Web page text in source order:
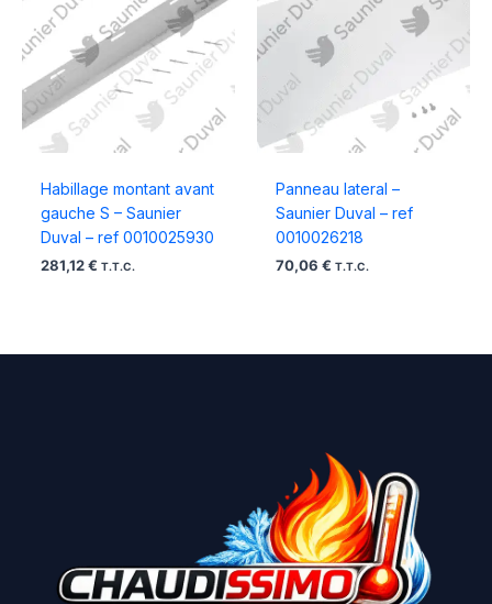
Habillage montant avant
gauche S – Saunier
Duval – ref 0010025930
281,12 € T.T.C.
Panneau lateral –
Saunier Duval – ref
0010026218
70,06 € T.T.C.